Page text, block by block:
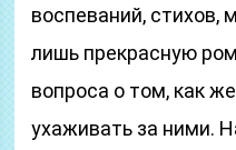
воспеваний, стихов,
лишь прекрасную
вопроса о том, как
ухаживать за ними.